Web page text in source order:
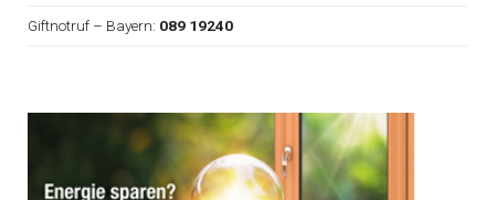
Giftnotruf – Bayern: 089 19240